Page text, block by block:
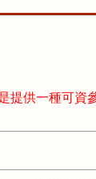
供一種可